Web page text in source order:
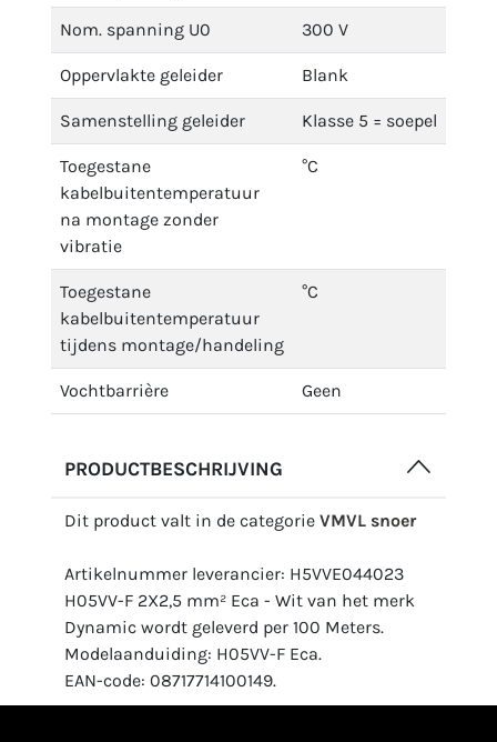
Nom. spanning U0 300 V
Oppervlakte geleider Blank
Samenstelling geleider Klasse 5 = soepel
Toegestane
kabelbuitentemperatuur
na montage zonder
vibratie
°C
Toegestane
kabelbuitentemperatuur
tijdens montage/handeling
°C
Vochtbarrière Geen
PRODUCTBESCHRIJVING
Dit product valt in de categorie VMVL snoer
Artikelnummer leverancier: H5VVE044023
H05VV-F 2X2,5 mm² Eca - Wit van het merk
Dynamic wordt geleverd per 100 Meters.
Modelaanduiding: H05VV-F Eca.
EAN-code: 08717714100149.